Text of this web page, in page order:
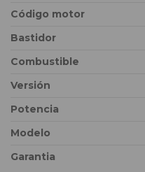
Código motor
Bastidor
Combustible
Versión
Potencia
Modelo
Garantia